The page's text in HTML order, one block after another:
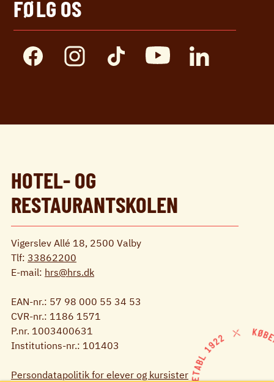
FØLG OS
HOTEL- OG
RESTAURANTSKOLEN
Vigerslev Allé 18, 2500 Valby
Tlf: 33862200
E-mail: hrs@hrs.dk
EAN-nr.: 57 98 000 55 34 53
CVR-nr.: 1186 1571
P.nr. 1003400631
Institutions-nr.: 101403
Persondatapolitik for elever og kursister